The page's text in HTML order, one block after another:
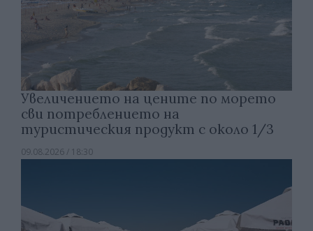
Увеличението на цените по морето
сви потреблението на
туристическия продукт с около 1/3
09.08.2026 / 18:30